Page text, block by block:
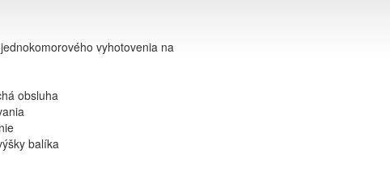
vyhotovenia na
obsluha
balíka